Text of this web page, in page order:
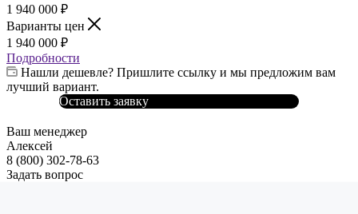
1 940 000 ₽
Варианты цен
1 940 000 ₽
Подробности
Нашли дешевле? Пришлите ссылку и мы предложим вам
лучший вариант.
Оставить заявку
Ваш менеджер
Алексей
8 (800) 302-78-63
Задать вопрос